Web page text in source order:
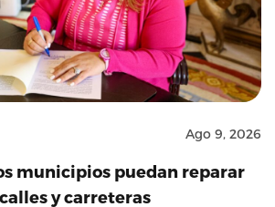
Ago 9, 2026
municipios puedan reparar
y carreteras